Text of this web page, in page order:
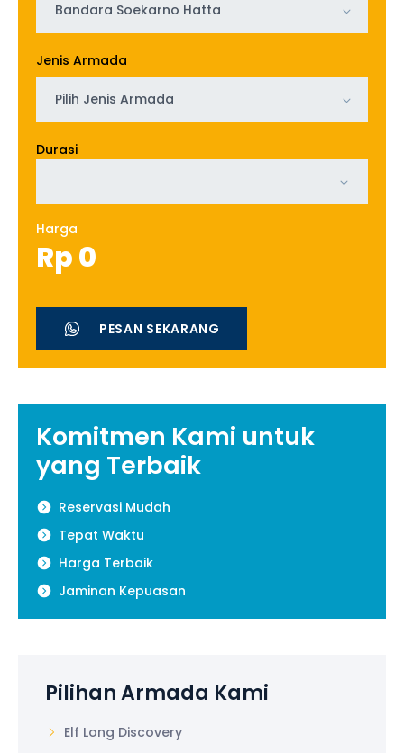
Bandara Soekarno Hatta
Jenis Armada
Pilih Jenis Armada
Durasi
Harga
Rp0
PESAN SEKARANG
Komitmen Kami untuk
yang Terbaik
Reservasi Mudah
Tepat Waktu
Harga Terbaik
Jaminan Kepuasan
Pilihan Armada Kami
Elf Long Discovery